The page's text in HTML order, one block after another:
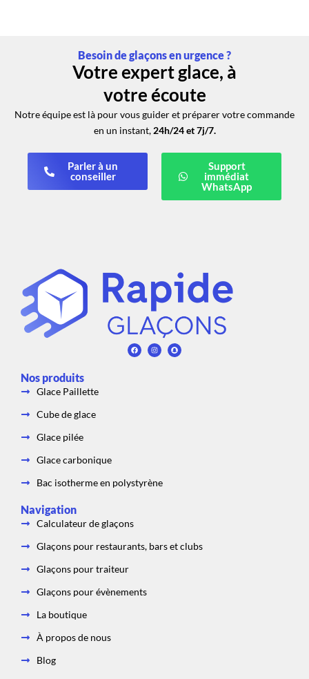
Besoin de glaçons en urgence ?
Votre expert glace, à
votre écoute
Notre équipe est là pour vous guider et préparer votre commande
en un instant, 24h/24 et 7j/7.
Parler à un
conseiller
Support
immédiat
WhatsApp
F
a
c
I
n
s
S
n
a
Nos produits
Glace Paillette
Cube de glace
Glace pilée
Glace carbonique
Bac isotherme en polystyrène
Navigation
Calculateur de glaçons
Glaçons pour restaurants, bars et clubs
Glaçons pour traiteur
Glaçons pour évènements
La boutique
À propos de nous
Blog